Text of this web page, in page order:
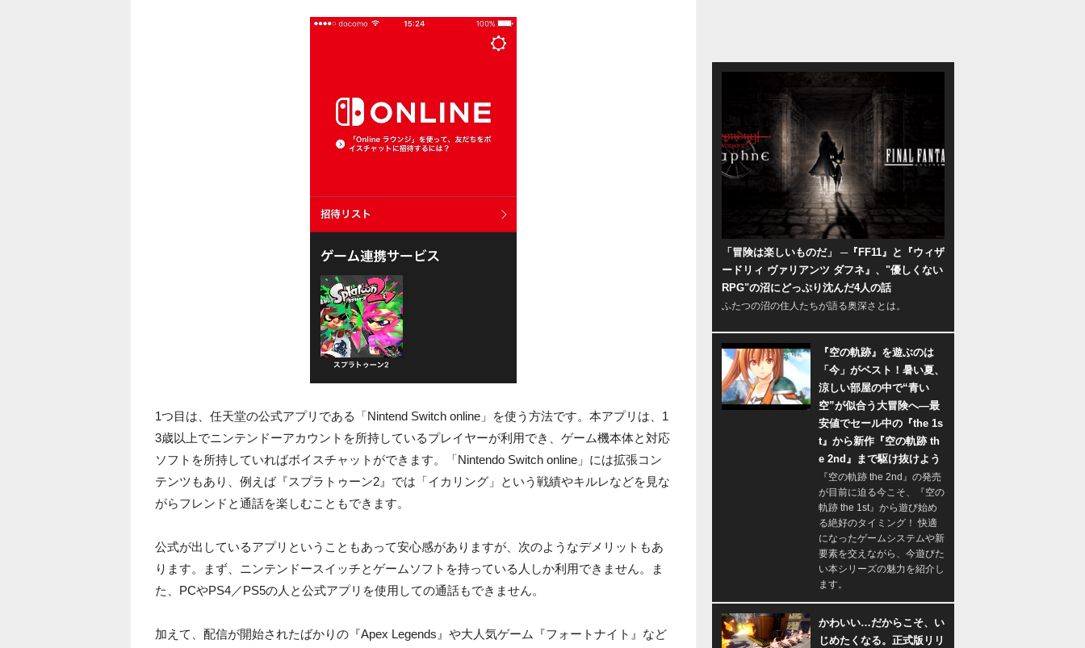
1つ目は、任天堂の公式アプリである「Nintend Switch online」を使う方法です。本アプリは、1
3歳以上でニンテンドーアカウントを所持しているプレイヤーが利用でき、ゲーム機本体と対応
ソフトを所持していればボイスチャットができます。「Nintendo Switch online」には拡張コン
テンツもあり、例えば『スプラトゥーン2』では「イカリング」という戦績やキルレなどを見な
がらフレンドと通話を楽しむこともできます。
公式が出しているアプリということもあって安心感がありますが、次のようなデメリットもあ
ります。まず、ニンテンドースイッチとゲームソフトを持っている人しか利用できません。ま
た、PCやPS4／PS5の人と公式アプリを使用しての通話もできません。
加えて、配信が開始されたばかりの『Apex Legends』や大人気ゲーム『フォートナイト』など
「冒険は楽しいものだ」 ─『FF11』と『ウィザ
ードリィ ヴァリアンツ ダフネ』、"優しくない
RPG"の沼にどっぷり沈んだ4人の話
ふたつの沼の住人たちが語る奥深さとは。
『空の軌跡』を遊ぶのは
「今」がベスト！暑い夏、
涼しい部屋の中で“青い
空”が似合う大冒険へ―最
安値でセール中の『the 1s
t』から新作『空の軌跡 th
e 2nd』まで駆け抜けよう
『空の軌跡 the 2nd』の発売
が目前に迫る今こそ、『空の
軌跡 the 1st』から遊び始め
る絶好のタイミング！ 快適
になったゲームシステムや新
要素を交えながら、今遊びた
い本シリーズの魅力を紹介し
ます。
かわいい…だからこそ、い
じめたくなる。正式版リリ